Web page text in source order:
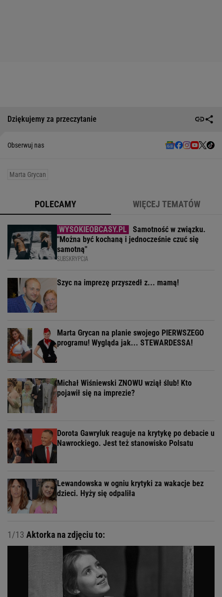
Dziękujemy za przeczytanie
Obserwuj nas
Marta Grycan
POLECAMY WIĘCEJ TEMATÓW
Samotność w związku.
"Można być kochaną i jednocześnie czuć się
samotną"
SUBSKRYPCJA
Szyc na imprezę przyszedł z... mamą!
Marta Grycan na planie swojego PIERWSZEGO
programu! Wygląda jak... STEWARDESSA!
Michał Wiśniewski ZNOWU wziął ślub! Kto
pojawił się na imprezie?
Dorota Gawryluk reaguje na krytykę po debacie u
Nawrockiego. Jest też stanowisko Polsatu
Lewandowska w ogniu krytyki za wakacje bez
dzieci. Hyży się odpaliła
1/13 Aktorka na zdjęciu to: